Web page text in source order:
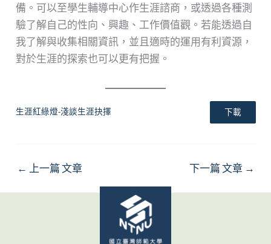
備。可以至學生輔導中心作生涯諮商，或透過各種測
驗了解自己的性向、興趣、工作價值觀。若能透過自
我了解與收集相關資訊，並且適時的運用有利資源，
對於生涯的探索也可以更有把握。
生涯紅綠燈-淺談生涯抉擇 下載
← 上一篇 文章 下一篇 文章 →